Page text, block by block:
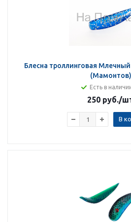
Блесна троллинговая Млечный
(Мамонтов)
Есть в
250 руб./
В